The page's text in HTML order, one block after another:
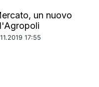
un nuovo
17:55